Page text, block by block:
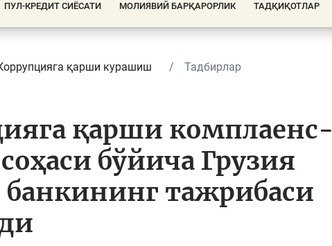
ПУЛ-КРЕДИТ СИЁСАТИ МОЛИЯВИЙ БАРҚАРОРЛИК ТАДҚИҚОТЛАР
қарши курашиш Тадбирлар
қарши комплаенс-
бўйича Грузия
тажрибаси